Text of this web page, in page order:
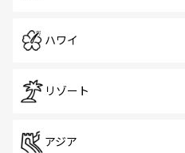
ハワイ
リゾート
アジア